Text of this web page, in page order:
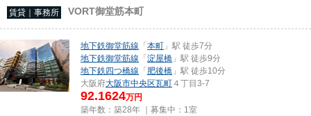
賃貸｜事務所 VORT御堂筋本町
地下鉄御堂筋線 「本町 」駅 徒歩7分
地下鉄御堂筋線 「淀屋橋 」駅 徒歩9分
地下鉄四つ橋線 「肥後橋 」駅 徒歩10分
大阪府大阪市中央区瓦町 ４丁目3-7
92.1624万円
築年数：築28年 ｜募集中： 1室